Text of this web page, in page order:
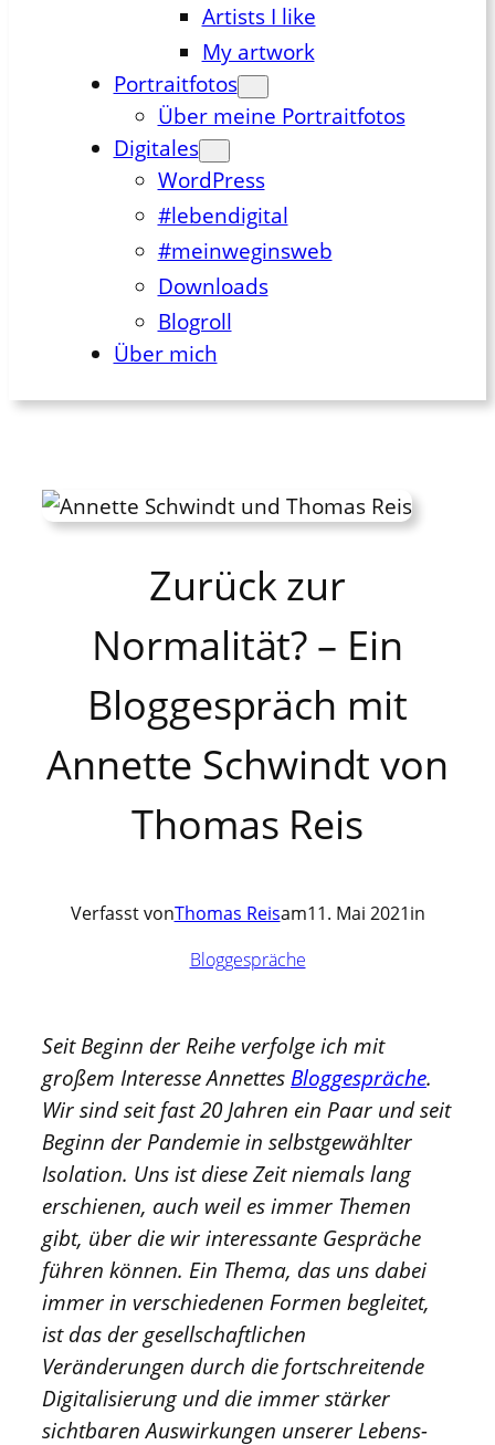
Artists I like
My artwork
Portraitfotos
Über meine Portraitfotos
Digitales
WordPress
#lebendigital
#meinweginsweb
Downloads
Blogroll
Über mich
Zurück zur
Normalität? – Ein
Bloggespräch mit
Annette Schwindt von
Thomas Reis
Verfasst vonThomas Reisam11. Mai 2021in
Bloggespräche
Seit Beginn der Reihe verfolge ich mit
großem Interesse Annettes Bloggespräche.
Wir sind seit fast 20 Jahren ein Paar und seit
Beginn der Pandemie in selbstgewählter
Isolation. Uns ist diese Zeit niemals lang
erschienen, auch weil es immer Themen
gibt, über die wir interessante Gespräche
führen können. Ein Thema, das uns dabei
immer in verschiedenen Formen begleitet,
ist das der gesellschaftlichen
Veränderungen durch die fortschreitende
Digitalisierung und die immer stärker
sichtbaren Auswirkungen unserer Lebens-